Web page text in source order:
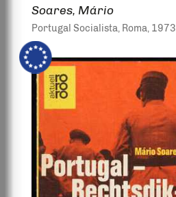
Soares, Mário
Portugal Socialista, Roma, 1973